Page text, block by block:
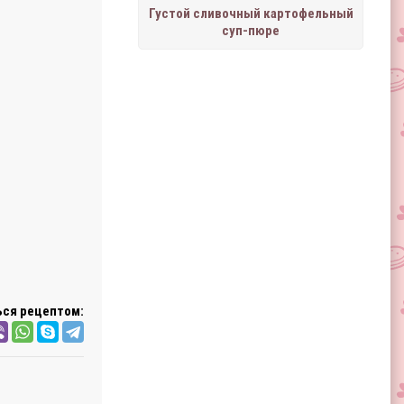
Густой сливочный картофельный
суп-пюре
рецептом: